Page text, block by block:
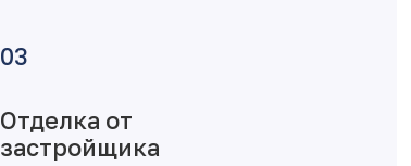
Отделка от
застройщика